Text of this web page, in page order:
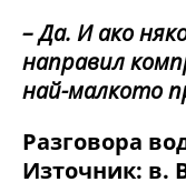
– Да. И ако
направил
най-малкото
Разговора
Източник: в.